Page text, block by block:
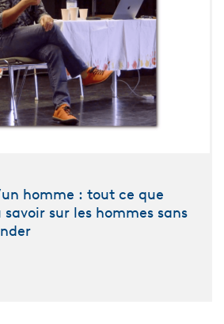
homme : tout ce que
savoir sur les hommes sans